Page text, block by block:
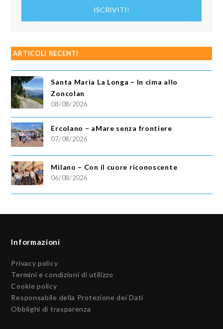
ISCRIVITI!
ARTICOLI RECENTI
Santa Maria La Longa – In cima allo
Zoncolan
08/08/2026
Ercolano – aMare senza frontiere
07/08/2026
Milano – Con il cuore riconoscente
06/08/2026
Informazioni
Privacy policy
Termini e condizioni di utilizzo
Cookie policy
Responsabile della Protezione dei Dati
Obblighi di trasparenza